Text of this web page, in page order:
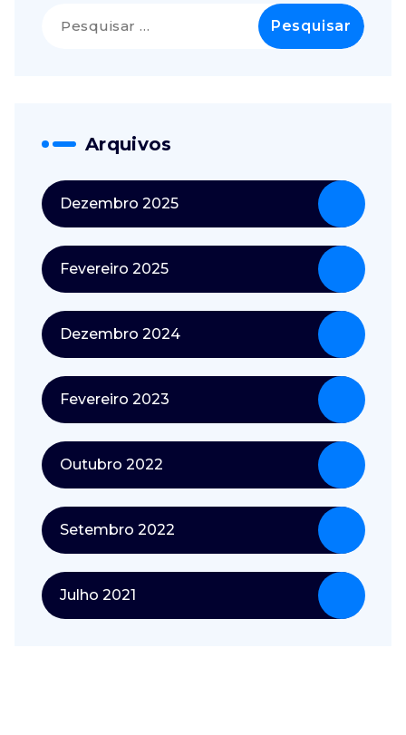
por:
Arquivos
Dezembro 2025
Fevereiro 2025
Dezembro 2024
Fevereiro 2023
Outubro 2022
Setembro 2022
Julho 2021